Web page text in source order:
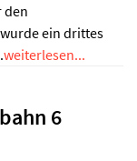
den
ein drittes
weiterlesen...
6